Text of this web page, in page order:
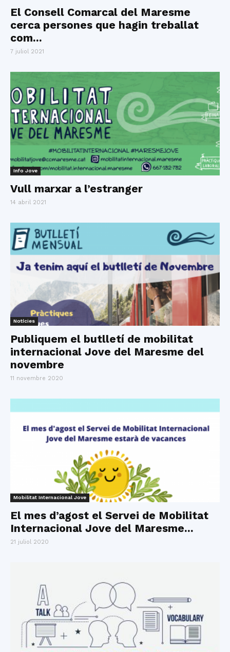
El Consell Comarcal del Maresme
cerca persones que hagin treballat
com...
7 juliol 2021
Info Jove
Vull marxar a l’estranger
14 abril 2021
Notícies
Publiquem el butlletí de mobilitat
internacional Jove del Maresme del
novembre
11 novembre 2020
Mobilitat Internacional Jove
El mes d’agost el Servei de Mobilitat
Internacional Jove del Maresme...
21 juliol 2020